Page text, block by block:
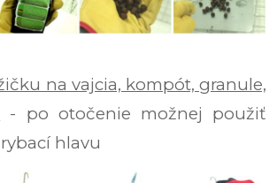
na vajcia, kompót, granule,
- po otočenie možnej použiť
hlavu